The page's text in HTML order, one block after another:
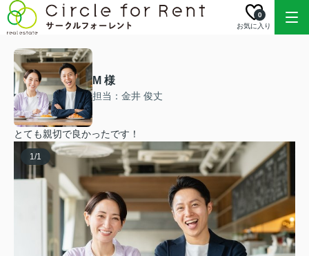
お気に入り
0
M 様
担当：金井 俊丈
とても親切で良かったです！
1/1